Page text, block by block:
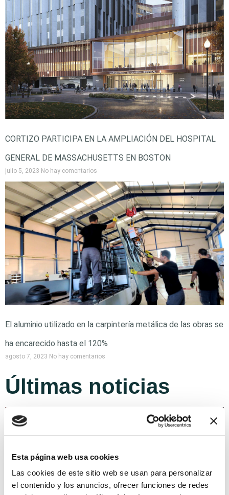
Esta página web usa cookies
Las cookies de este sitio web se usan para personalizar
el contenido y los anuncios, ofrecer funciones de redes
CORTIZO PARTICIPA EN LA AMPLIACIÓN DEL HOSPITAL
GENERAL DE MASSACHUSETTS EN BOSTON
julio 5, 2023 No hay comentarios
El aluminio utilizado en la carpintería metálica de las obras se
ha encarecido hasta el 120%
agosto 7, 2023 No hay comentarios
Últimas noticias